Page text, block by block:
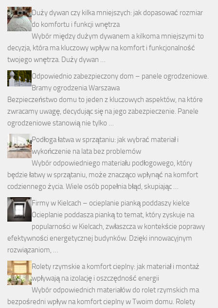
Duży dywan czy kilka mniejszych: jak dopasować rozmiar
do komfortu i funkcji wnętrza
Wybór między dużym dywanem a kilkoma mniejszymi to
decyzja, która ma kluczowy wpływ na komfort i funkcjonalność
twojego wnętrza. Duży dywan …
Odpowiednio zabezpieczony dom – panele ogrodzeniowe.
Bramy ogrodzenia Warszawa
Bezpieczeństwo domu to jeden z kluczowych aspektów, na które
zwracamy uwagę, decydując się na jego zabezpieczenie. Panele
ogrodzeniowe stanowią nie tylko …
Podłoga łatwa w sprzątaniu: jak wybrać materiał i
wykończenie na lata bez problemów
Wybór odpowiedniego materiału podłogowego, który
będzie łatwy w sprzątaniu, może znacząco wpłynąć na komfort
codziennego życia. Wiele osób popełnia błąd, skupiając …
Firmy w Kielcach – ocieplanie pianką poddaszy kielce
Ocieplanie poddasza pianką to temat, który zyskuje na
popularności w Kielcach, zwłaszcza w kontekście poprawy
efektywności energetycznej budynków. Dzięki innowacyjnym
rozwiązaniom, …
Rolety rzymskie a komfort cieplny: jak materiał i montaż
wpływają na izolację i oszczędność energii
Wybór odpowiednich materiałów do rolet rzymskich ma
bezpośredni wpływ na komfort cieplny w Twoim domu. Rolety